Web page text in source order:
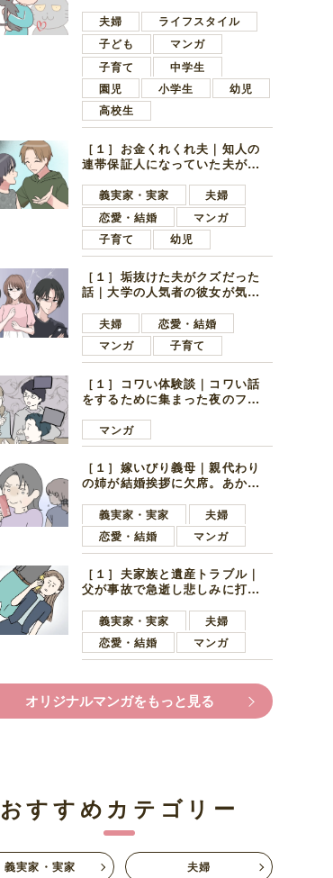
夫婦
ライフスタイル
子ども
マンガ
子育て
中学生
園児
小学生
幼児
高校生
［１］お金くれくれ夫｜知人の
連帯保証人になっていた夫が家
言ってきた
義実家・実家
夫婦
恋愛・結婚
マンガ
子育て
幼児
［１］垢抜けた夫がクズだった
話｜大学の人気者の彼女が気に
子学生
夫婦
恋愛・結婚
マンガ
子育て
［１］コワい体験談｜コワい話
をするために集まった夜のファ
好きの男の子ママ
マンガ
［１］嫁いびり義母｜親代わり
の姉が結婚挨拶に欠席。あから
義実家・実家
夫婦
恋愛・結婚
マンガ
［１］夫家族と遺産トラブル｜
父が事故で急逝し悲しみに打ち
ます夫
義実家・実家
夫婦
恋愛・結婚
マンガ
オリジナルマンガをもっと見る
おすすめカテゴリー
義実家・実家
夫婦